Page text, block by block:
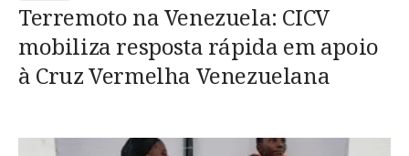
Terremoto na Venezuela: CICV
mobiliza resposta rápida em apoio
à Cruz Vermelha Venezuelana